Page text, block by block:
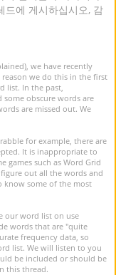
드에 게시하십시오, 감
we have recently
we do this in the first
list. In the past,
obscure words are
are missed out. We
for example, there are
It is inappropriate to
games such as Word Grid
out all the words and
know some of the most
our word list on use
words that are "quite
frequency data, so
list. We will listen to you
be included or should be
this thread.